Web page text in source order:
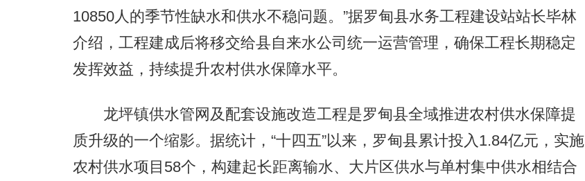
10850人的季节性缺水和供水不稳问题。”据罗甸县水务工程建设站站长毕林
介绍，工程建成后将移交给县自来水公司统一运营管理，确保工程长期稳定
发挥效益，持续提升农村供水保障水平。
龙坪镇供水管网及配套设施改造工程是罗甸县全域推进农村供水保障提
质升级的一个缩影。据统计，“十四五”以来，罗甸县累计投入1.84亿元，实施
农村供水项目58个，构建起长距离输水、大片区供水与单村集中供水相结合